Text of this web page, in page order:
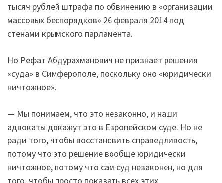
тысяч рублей штрафа по обвинению в «организации
массовых беспорядков» 26 февраля 2014 под
стенами крымского парламента.
Но Рефат Абдурахманович не признает решения
«суда» в Симферополе, поскольку оно «юридически
ничтожное».
— Мы понимаем, что это незаконно, и наши
адвокаты докажут это в Европейском суде. Но не
ради того, чтобы восстановить справедливость,
потому что это решение вообще юридически
ничтожное, потому что сам суд незаконен, но для
того, чтобы просто показать всех этих